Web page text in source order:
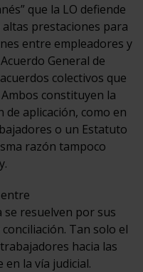
que la LO defiende
prestaciones para
entre empleadores y
General de
colectivos que
constituyen la
de aplicación, como en
o un Estatuto
razón tampoco
resuelven por sus
Tan solo el
hacia las
la vía judicial.